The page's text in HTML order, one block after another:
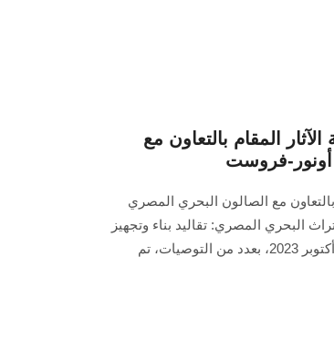
المقام بالتعاون مع
فروست
بالتعاون مع الصالون البحري المصري
البحري المصري: تقاليد بناء وتجهيز
السفن في مصر عبر العصور" مدار يومي 29-30 أكتوبر 2023، بعدد من التوصيات، تم